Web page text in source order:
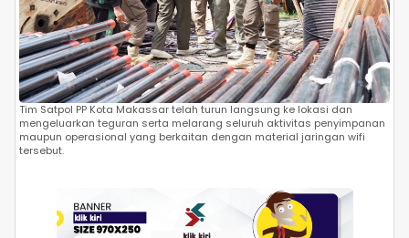
Tim Satpol PP Kota Makassar telah turun langsung ke lokasi dan
mengeluarkan teguran serta melarang seluruh aktivitas penyimpanan
maupun operasional yang berkaitan dengan material jaringan wifi
tersebut.